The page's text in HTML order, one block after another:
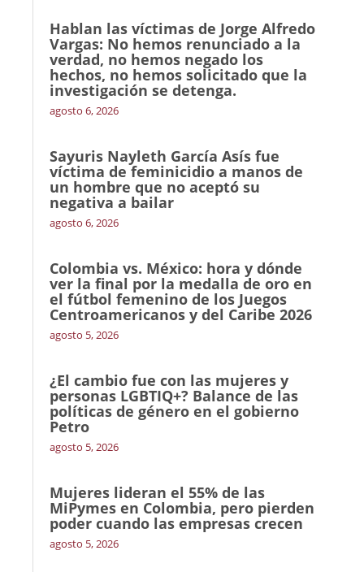
Hablan las víctimas de Jorge Alfredo
Vargas: No hemos renunciado a la
verdad, no hemos negado los
hechos, no hemos solicitado que la
investigación se detenga.
agosto 6, 2026
Sayuris Nayleth García Asís fue
víctima de feminicidio a manos de
un hombre que no aceptó su
negativa a bailar
agosto 6, 2026
Colombia vs. México: hora y dónde
ver la final por la medalla de oro en
el fútbol femenino de los Juegos
Centroamericanos y del Caribe 2026
agosto 5, 2026
¿El cambio fue con las mujeres y
personas LGBTIQ+? Balance de las
políticas de género en el gobierno
Petro
agosto 5, 2026
Mujeres lideran el 55% de las
MiPymes en Colombia, pero pierden
poder cuando las empresas crecen
agosto 5, 2026